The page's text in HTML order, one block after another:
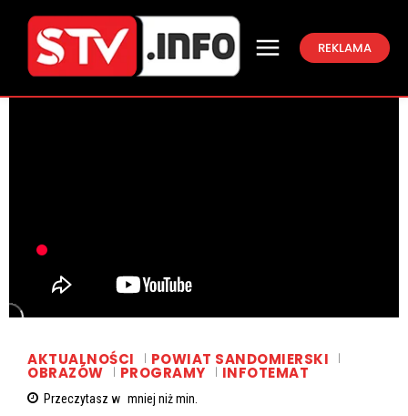
REKLAMA
AKTUALNOŚCI POWIAT SANDOMIERSKI
OBRAZÓW PROGRAMY INFOTEMAT
Przeczytasz w mniej niżmin.